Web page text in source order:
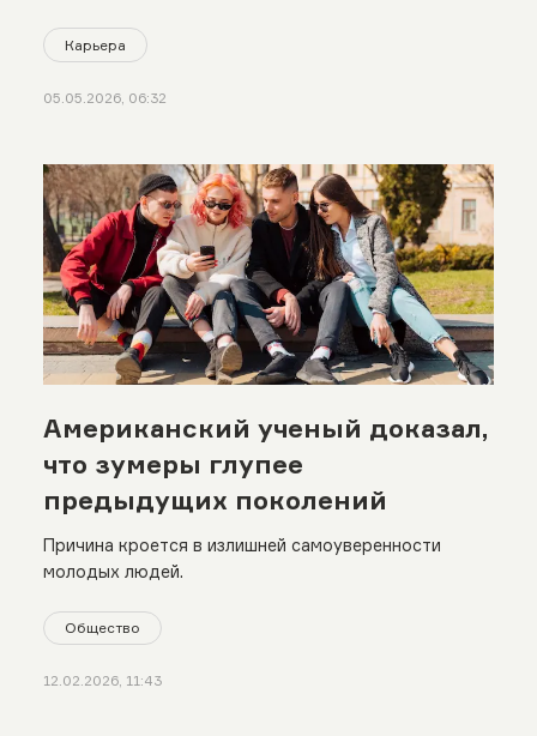
Карьера
05.05.2026, 06:32
Американский ученый доказал,
что зумеры глупее
предыдущих поколений
Причина кроется в излишней самоуверенности
молодых людей.
Общество
12.02.2026, 11:43